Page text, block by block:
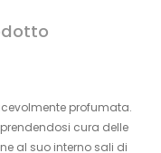
profumata.
cura delle
al suo interno sali di